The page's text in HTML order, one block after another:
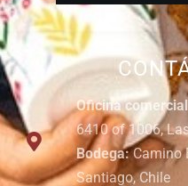
Oficina
6410 of 1006,
Bodega:Camino
Santiago, Chile